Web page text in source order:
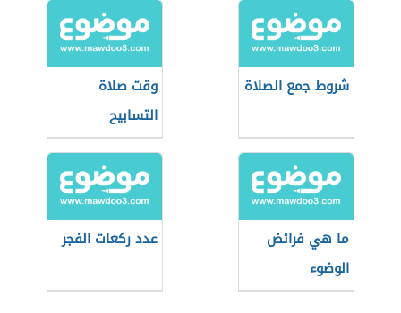
شروط جمع الصلاة
وقت صلاة
التسابيح
ما هي فرائض
الوضوء
عدد ركعات الفجر